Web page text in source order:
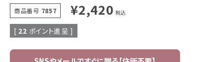
商品番号 7857 ¥2,420 税込
[ 22 ポイント進呈 ]